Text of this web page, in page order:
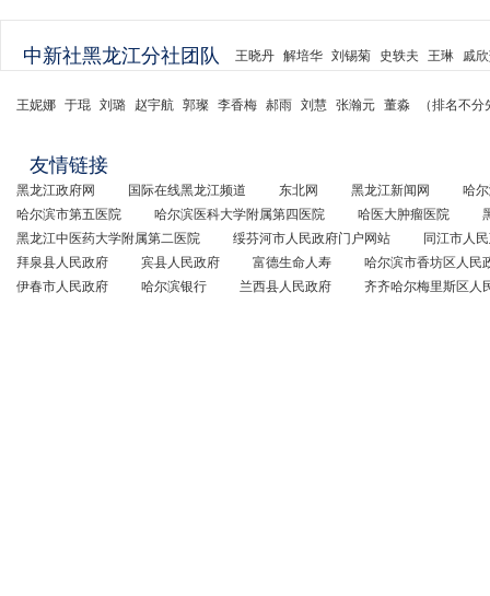
中新社黑龙江分社团队 王晓丹 解培华 刘锡菊 史轶夫 王琳 戚
王妮娜 于琨 刘璐 赵宇航 郭璨 李香梅 郝雨 刘慧 张瀚元 董淼 （排名不
友情链接
黑龙江政府网 国际在线黑龙江频道 东北网 黑龙江新闻网
哈
哈尔滨市第五医院
哈尔滨医科大学附属第四医院 哈医大肿瘤医院
黑龙江中医药大学附属第二医院
绥芬河市人民政府门户网站
同江市人
拜泉县人民政府
宾县人民政府 富德生命人寿
哈尔滨市香坊区人民
伊春市人民政府
哈尔滨银行 兰西县人民政府 齐齐哈尔梅里斯区人